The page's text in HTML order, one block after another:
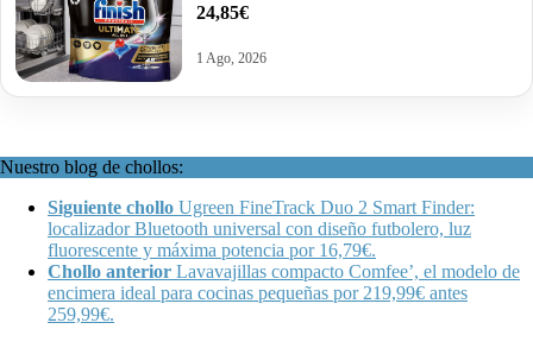
24,85€
1 Ago, 2026
Nuestro blog de chollos:
Siguiente chollo Ugreen FineTrack Duo 2 Smart Finder:
localizador Bluetooth universal con diseño futbolero, luz
fluorescente y máxima potencia por 16,79€.
Chollo anterior Lavavajillas compacto Comfee’, el modelo de
encimera ideal para cocinas pequeñas por 219,99€ antes
259,99€.